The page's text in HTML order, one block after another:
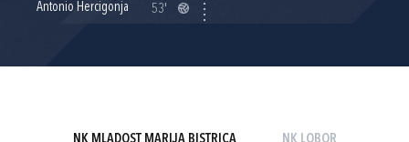
Antonio Hercigonja
53'